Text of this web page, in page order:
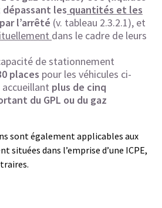
les quantités et les
l’arrêté (v. tableau 2.3.2.1), et
dans le cadre de leurs
de stationnement
places pour les véhicules ci-
plus de cinq
du GPL ou du gaz
sont également applicables aux
situées dans l’emprise d’une ICPE,